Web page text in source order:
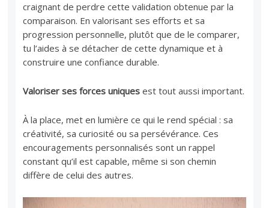
craignant de perdre cette validation obtenue par la
comparaison. En valorisant ses efforts et sa
progression personnelle, plutôt que de le comparer,
tu l’aides à se détacher de cette dynamique et à
construire une confiance durable.
Valoriser ses forces uniques est tout aussi important.
À la place, met en lumière ce qui le rend spécial : sa
créativité, sa curiosité ou sa persévérance. Ces
encouragements personnalisés sont un rappel
constant qu’il est capable, même si son chemin
diffère de celui des autres.